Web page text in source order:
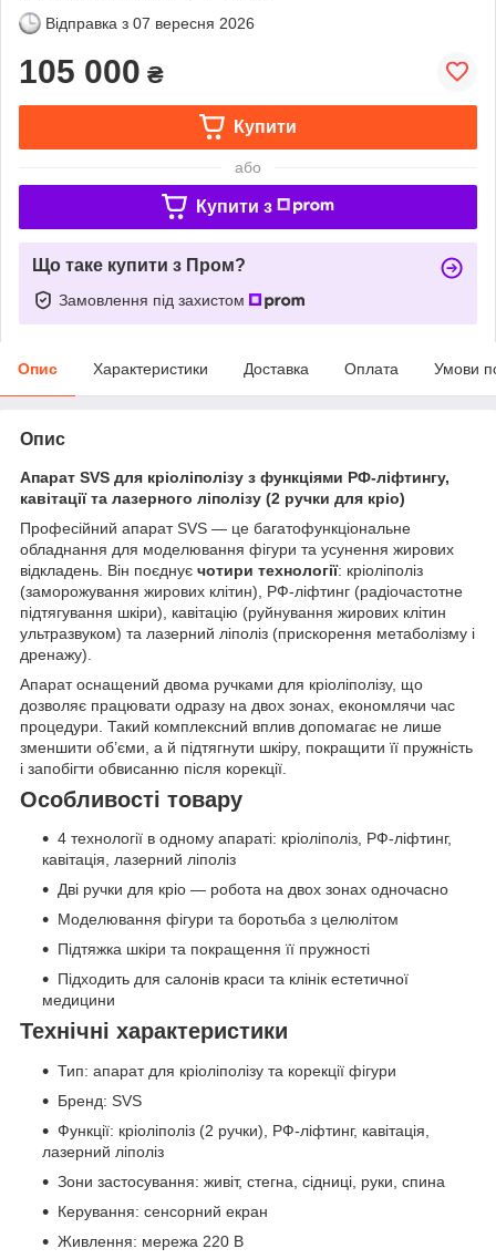
Відправка з 07 вересня 2026
105 000 ₴
Купити
або
Купити з
Що таке купити з Пром?
Замовлення під захистом
Опис Характеристики Доставка Оплата Умови
Опис
Апарат SVS для кріоліполізу з функціями РФ-ліфтингу,
кавітації та лазерного ліполізу (2 ручки для кріо)
Професійний апарат SVS — це багатофункціональне
обладнання для моделювання фігури та усунення жирових
відкладень. Він поєднує чотири технології: кріоліполіз
(заморожування жирових клітин), РФ-ліфтинг (радіочастотне
підтягування шкіри), кавітацію (руйнування жирових клітин
ультразвуком) та лазерний ліполіз (прискорення метаболізму і
дренажу).
Апарат оснащений двома ручками для кріоліполізу, що
дозволяє працювати одразу на двох зонах, економлячи час
процедури. Такий комплексний вплив допомагає не лише
зменшити об’єми, а й підтягнути шкіру, покращити її пружність
і запобігти обвисанню після корекції.
Особливості товару
4 технології в одному апараті: кріоліполіз, РФ-ліфтинг,
кавітація, лазерний ліполіз
Дві ручки для кріо — робота на двох зонах одночасно
Моделювання фігури та боротьба з целюлітом
Підтяжка шкіри та покращення її пружності
Підходить для салонів краси та клінік естетичної
медицини
Технічні характеристики
Тип: апарат для кріоліполізу та корекції фігури
Бренд: SVS
Функції: кріоліполіз (2 ручки), РФ-ліфтинг, кавітація,
лазерний ліполіз
Зони застосування: живіт, стегна, сідниці, руки, спина
Керування: сенсорний екран
Живлення: мережа 220 В